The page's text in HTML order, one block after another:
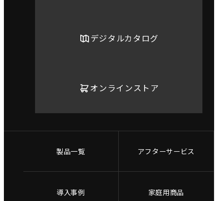
デジタルカタログ
オンラインストア
製品一覧 アフターサービス
導入事例 家庭用商品